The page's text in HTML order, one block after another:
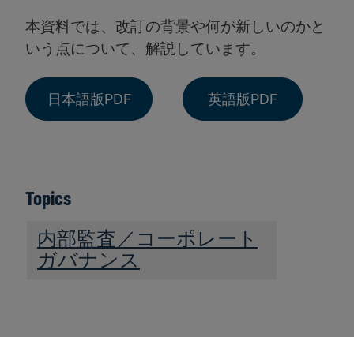
本資料では、改訂の背景や何が新しいのかと
いう点について、解説しています。
日本語版PDF 英語版PDF
Topics
内部監査／コーポレート
ガバナンス